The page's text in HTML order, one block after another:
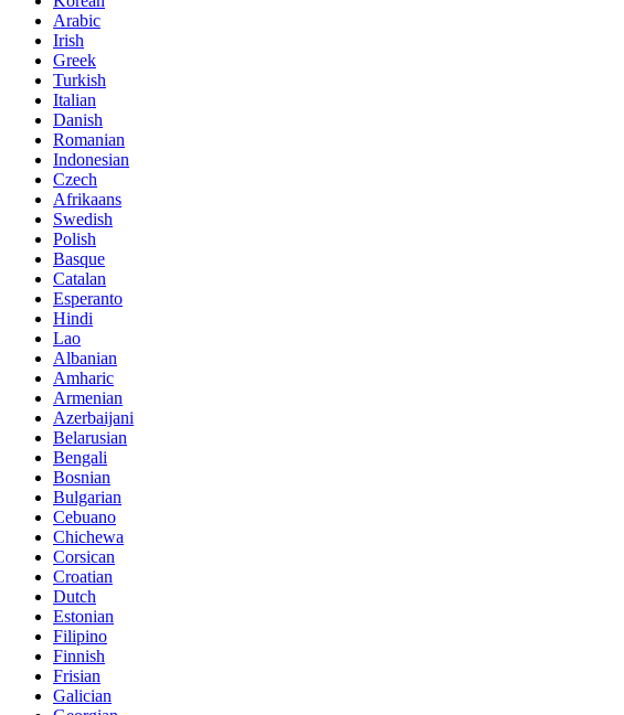
Arabic
Irish
Greek
Turkish
Italian
Danish
Romanian
Indonesian
Czech
Afrikaans
Swedish
Polish
Basque
Catalan
Esperanto
Hindi
Lao
Albanian
Amharic
Armenian
Azerbaijani
Belarusian
Bengali
Bosnian
Bulgarian
Cebuano
Chichewa
Corsican
Croatian
Dutch
Estonian
Filipino
Finnish
Frisian
Galician